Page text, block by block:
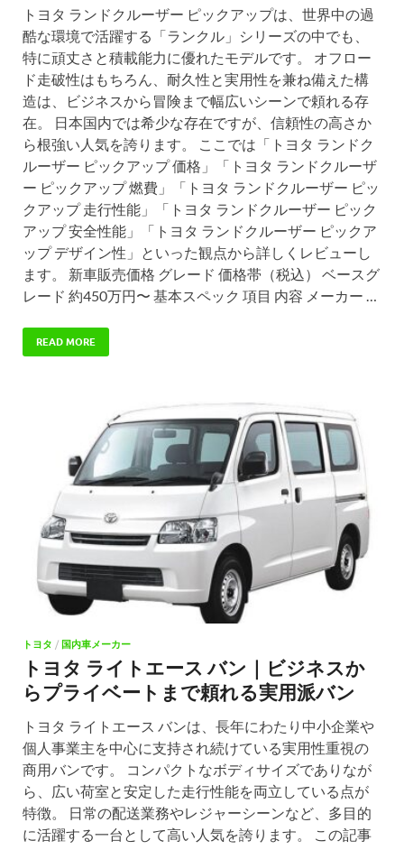
トヨタ ランドクルーザー ピックアップは、世界中の過
酷な環境で活躍する「ランクル」シリーズの中でも、
特に頑丈さと積載能力に優れたモデルです。 オフロー
ド走破性はもちろん、耐久性と実用性を兼ね備えた構
造は、ビジネスから冒険まで幅広いシーンで頼れる存
在。 日本国内では希少な存在ですが、信頼性の高さか
ら根強い人気を誇ります。 ここでは「トヨタ ランドク
ルーザー ピックアップ 価格」「トヨタ ランドクルーザ
ー ピックアップ 燃費」「トヨタ ランドクルーザー ピッ
クアップ 走行性能」「トヨタ ランドクルーザー ピック
アップ 安全性能」「トヨタ ランドクルーザー ピックア
ップ デザイン性」といった観点から詳しくレビューし
ます。 新車販売価格 グレード 価格帯（税込） ベースグ
レード 約450万円〜 基本スペック 項目 内容 メーカー …
READ MORE
トヨタ / 国内車メーカー
トヨタ ライトエース バン｜ビジネスか
らプライベートまで頼れる実用派バン
トヨタ ライトエース バンは、長年にわたり中小企業や
個人事業主を中心に支持され続けている実用性重視の
商用バンです。 コンパクトなボディサイズでありなが
ら、広い荷室と安定した走行性能を両立している点が
特徴。 日常の配送業務やレジャーシーンなど、多目的
に活躍する一台として高い人気を誇ります。 この記事